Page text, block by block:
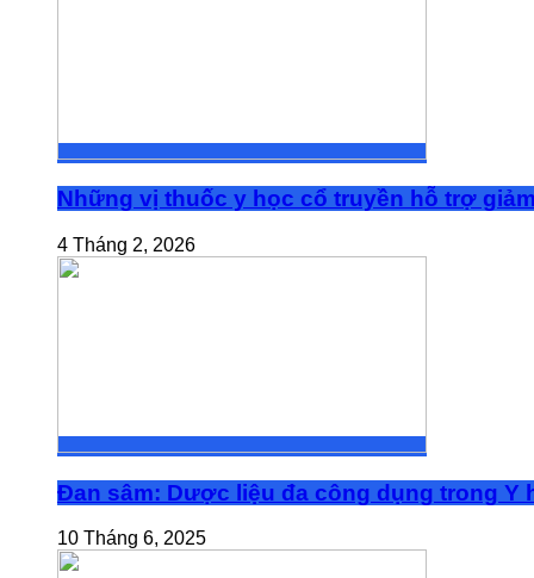
Những vị thuốc y học cổ truyền hỗ trợ
4 Tháng 2, 2026
Đan sâm: Dược liệu đa công dụng trong Y
10 Tháng 6, 2025